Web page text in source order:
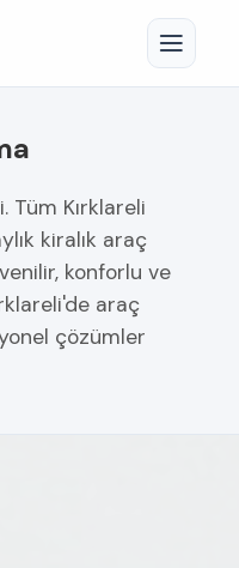
Tüm Kırklareli
kiralık araç
konforlu ve
araç
çözümler